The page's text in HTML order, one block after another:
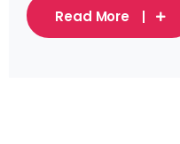
Read More